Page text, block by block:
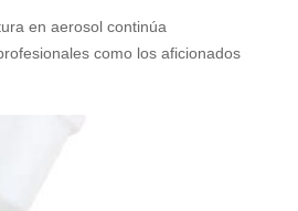
en aerosol continúa
como los aficionados
sus diferencias en el